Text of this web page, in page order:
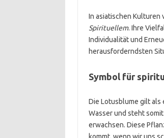
In asiatischen Kulturen
Spirituellem. Ihre
Individualität und
herausforderndsten
Symbol für
Die Lotusblume gilt als
Wasser und steht
erwachsen. Diese